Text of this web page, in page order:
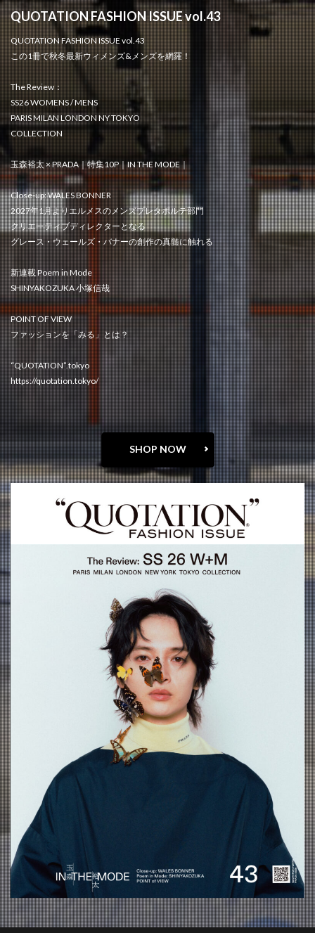
QUOTATION FASHION ISSUE vol.43
QUOTATION FASHION ISSUE vol.43
この1冊で秋冬最新ウィメンズ&メンズを網羅！
The Review：
SS26 WOMENS / MENS
PARIS MILAN LONDON NY TOKYO
COLLECTION
玉森裕太 × PRADA｜特集10P｜IN THE MODE｜
Close-up: WALES BONNER
2027年1月よりエルメスのメンズプレタポルテ部門
クリエーティブディレクターとなる
グレース・ウェールズ・バナーの創作の真髄に触れる
新連載 Poem in Mode
SHINYAKOZUKA 小塚信哉
POINT OF VIEW
ファッションを「みる」とは？
“QUOTATION”.tokyo
https://quotation.tokyo/
SHOP NOW